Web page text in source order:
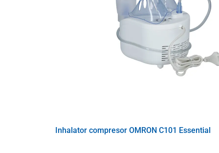
Veți obține cele mai bune efecte ale terapiei cu
inhalați cel mai bine ionii de sare.
Conținutul pachetului
Inhalator compresor OMRON C101 Essential